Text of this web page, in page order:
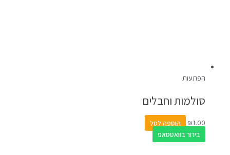
הפתעות
סולמות וחבלים
₪1.00
הוספה לסל
בירור בוואטסאפ